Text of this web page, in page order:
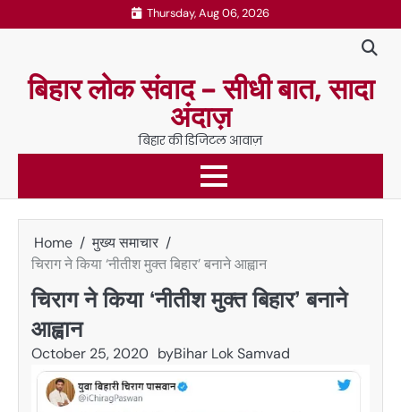
to
Thursday, Aug 06, 2026
बिहार लोक संवाद – सीधी बात, सादा
अंदाज़
बिहार की डिजिटल आवाज़
Home
मुख्य समाचार
चिराग ने किया ‘नीतीश मुक्त बिहार’ बनाने आह्वान
चिराग ने किया ‘नीतीश मुक्त बिहार’ बनाने
आह्वान
October 25, 2020 byBihar Lok Samvad